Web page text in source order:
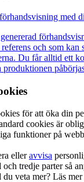
med
och som kan
Du får alltid ett
för att öka din
cookies är
funktioner på
elleravvisa
tredje parter så
veta mer? Läs